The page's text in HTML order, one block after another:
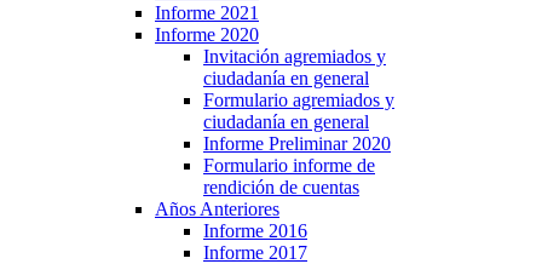
Informe 2021
Informe 2020
Invitación agremiados y
ciudadanía en general
Formulario agremiados y
ciudadanía en general
Informe Preliminar 2020
Formulario informe de
rendición de cuentas
Años Anteriores
Informe 2016
Informe 2017